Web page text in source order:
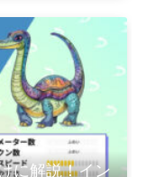
に解説！イン